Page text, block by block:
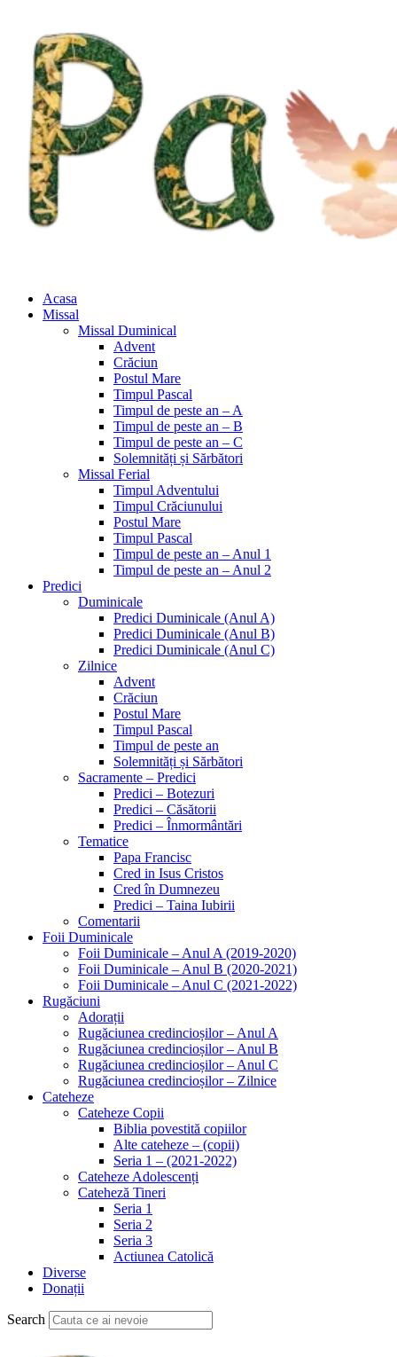
Acasa
Missal
Missal Duminical
Advent
Crăciun
Postul Mare
Timpul Pascal
Timpul de peste an – A
Timpul de peste an – B
Timpul de peste an – C
Solemnități și Sărbători
Missal Ferial
Timpul Adventului
Timpul Crăciunului
Postul Mare
Timpul Pascal
Timpul de peste an – Anul 1
Timpul de peste an – Anul 2
Predici
Duminicale
Predici Duminicale (Anul A)
Predici Duminicale (Anul B)
Predici Duminicale (Anul C)
Zilnice
Advent
Crăciun
Postul Mare
Timpul Pascal
Timpul de peste an
Solemnități și Sărbători
Sacramente – Predici
Predici – Botezuri
Predici – Căsătorii
Predici – Înmormântări
Tematice
Papa Francisc
Cred in Isus Cristos
Cred în Dumnezeu
Predici – Taina Iubirii
Comentarii
Foii Duminicale
Foii Duminicale – Anul A (2019-2020)
Foii Duminicale – Anul B (2020-2021)
Foii Duminicale – Anul C (2021-2022)
Rugăciuni
Adorații
Rugăciunea credincioșilor – Anul A
Rugăciunea credincioșilor – Anul B
Rugăciunea credincioșilor – Anul C
Rugăciunea credincioșilor – Zilnice
Cateheze
Cateheze Copii
Biblia povestită copiilor
Alte cateheze – (copii)
Seria 1 – (2021-2022)
Cateheze Adolescenți
Cateheză Tineri
Seria 1
Seria 2
Seria 3
Actiunea Catolică
Diverse
Donații
Search